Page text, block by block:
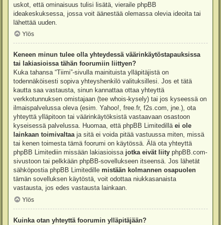
uskot, että ominaisuus tulisi lisätä, vieraile phpBB
ideakeskuksessa , jossa voit äänestää olemassa olevia ideoita tai
lähettää uuden.
Ylös
Keneen minun tulee olla yhteydessä väärinkäytöstapauksissa
tai lakiasioissa tähän foorumiin liittyen?
Kuka tahansa “Tiimi”-sivulla mainituista ylläpitäjistä on
todennäköisesti sopiva yhteyshenkilö valituksillesi. Jos et tätä
kautta saa vastausta, sinun kannattaa ottaa yhteyttä
verkkotunnuksen omistajaan (tee whois-kysely) tai jos kyseessä on
ilmaispalvelussa oleva (esim. Yahoo!, free.fr, f2s.com, jne.), ota
yhteyttä ylläpitoon tai väärinkäytöksistä vastaavaan osastoon
kyseisessä palvelussa. Huomaa, että phpBB Limitedillä ei ole
lainkaan toimivaltaaja sitä ei voida pitää vastuussa miten, missä
tai kenen toimesta tämä foorumi on käytössä. Älä ota yhteyttä
phpBB Limitediin missään lakiasioissa jotka eivät liity phpBB.com-
sivustoon tai pelkkään phpBB-sovellukseen itseensä. Jos lähetät
sähköpostia phpBB Limitedille mistään kolmannen osapuolen
tämän sovelluksen käytöstä, voit odottaa niukkasanaista
vastausta, jos edes vastausta lainkaan.
Ylös
Kuinka otan yhteyttä foorumin ylläpitäjään?